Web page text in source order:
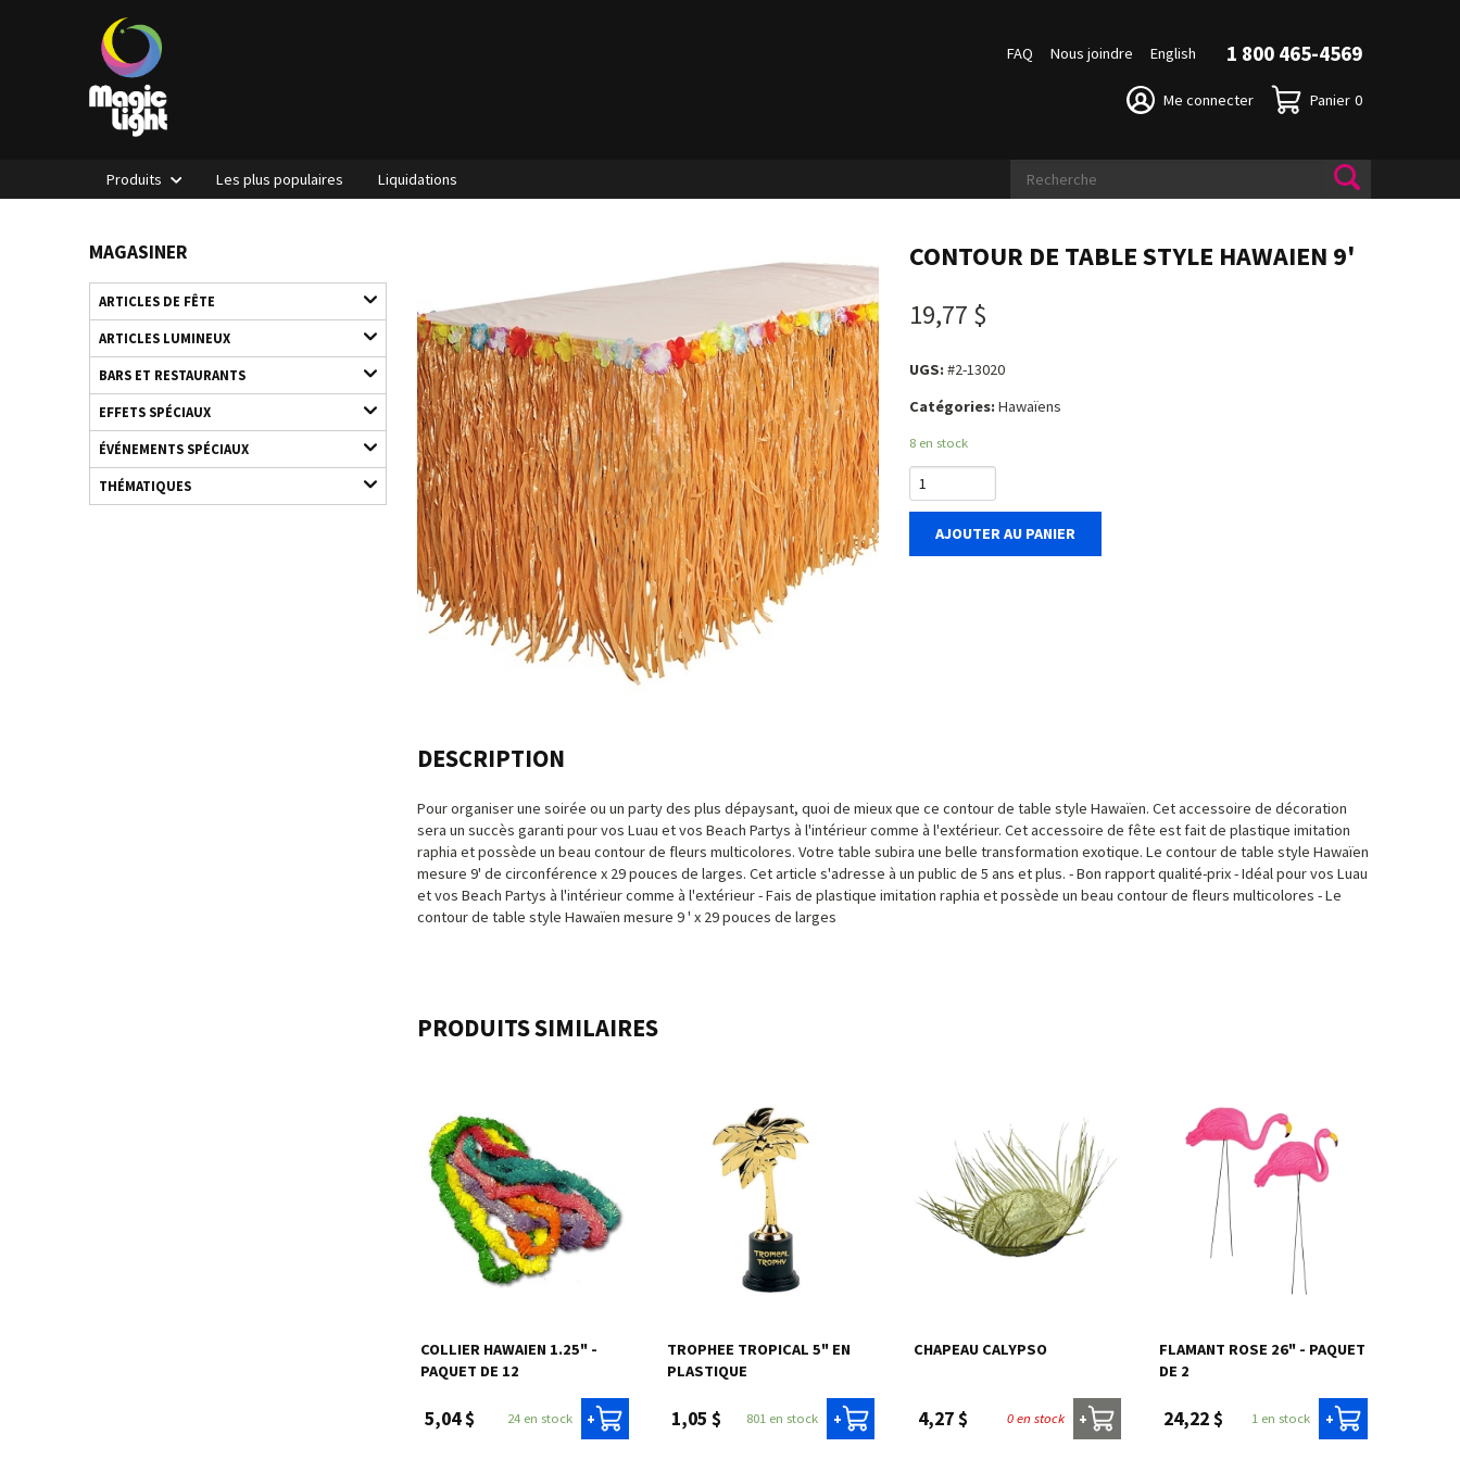
FAQ Nous joindre English 1 800 465-4569
Me connecter Panier 0
Produits Les plus populaires Liquidations
MAGASINER
ARTICLES DE FÊTE
ARTICLES LUMINEUX
BARS ET RESTAURANTS
EFFETS SPÉCIAUX
ÉVÉNEMENTS SPÉCIAUX
THÉMATIQUES
CONTOUR DE TABLE STYLE HAWAIEN 9'
19,77 $
UGS:#2-13020
Catégories:Hawaïens
8 en stock
AJOUTER AU PANIER
DESCRIPTION
Pour organiser une soirée ou un party des plus dépaysant, quoi de mieux que ce contour de table style Hawaïen. Cet accessoire de décoration
sera un succès garanti pour vos Luau et vos Beach Partys à l'intérieur comme à l'extérieur. Cet accessoire de fête est fait de plastique imitation
raphia et possède un beau contour de fleurs multicolores. Votre table subira une belle transformation exotique. Le contour de table style Hawaïen
mesure 9' de circonférence x 29 pouces de larges. Cet article s'adresse à un public de 5 ans et plus. - Bon rapport qualité-prix - Idéal pour vos Luau
et vos Beach Partys à l'intérieur comme à l'extérieur - Fais de plastique imitation raphia et possède un beau contour de fleurs multicolores - Le
contour de table style Hawaïen mesure 9 ' x 29 pouces de larges
PRODUITS SIMILAIRES
COLLIER HAWAIEN 1.25" -
PAQUET DE 12
5,04 $ 24 en stock +
TROPHEE TROPICAL 5" EN
PLASTIQUE
1,05 $ 801 en stock +
CHAPEAU CALYPSO
4,27 $ 0 en stock +
FLAMANT ROSE 26" - PAQUET
DE 2
24,22 $ 1 en stock +